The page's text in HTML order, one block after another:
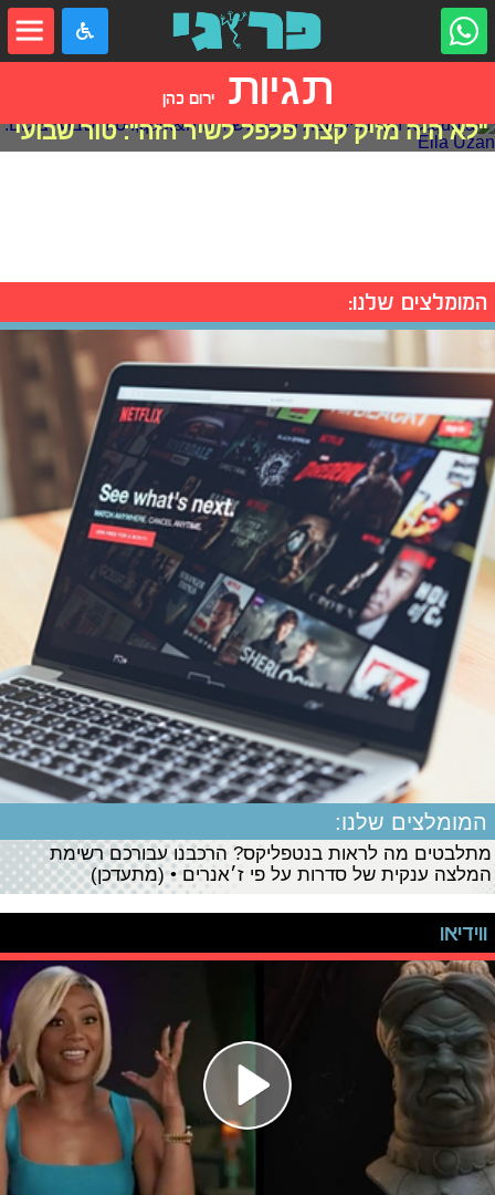
תגיותירום כהן
"לא היה מזיק קצת פלפל לשיר הזה": טור שבועי
המומלצים שלנו:
המומלצים שלנו:
מתלבטים מה לראות בנטפליקס? הרכבנו עבורכם רשימת
המלצה ענקית של סדרות על פי ז׳אנרים • (מתעדכן)
ווידיאו